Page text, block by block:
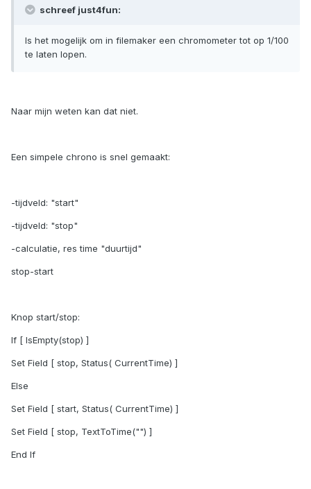
schreef just4fun:
Is het mogelijk om in filemaker een chromometer tot op 1/100
te laten lopen.
Naar mijn weten kan dat niet.
Een simpele chrono is snel gemaakt:
-tijdveld: "start"
-tijdveld: "stop"
-calculatie, res time "duurtijd"
stop-start
Knop start/stop:
If [ IsEmpty(stop) ]
Set Field [ stop, Status( CurrentTime) ]
Else
Set Field [ start, Status( CurrentTime) ]
Set Field [ stop, TextToTime("") ]
End If